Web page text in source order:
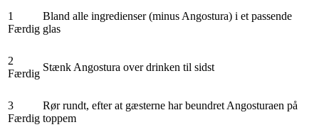
1
Færdig
Bland alle ingredienser (minus Angostura) i et passende
glas
2
Færdig
Stænk Angostura over drinken til sidst
3
Færdig
Rør rundt, efter at gæsterne har beundret Angosturaen på
toppem